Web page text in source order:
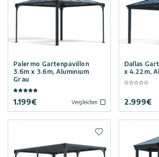
Palermo Gartenpavillon
3.6m x 3.6m, Aluminium
Grau
1.199€ Vergleichen
Dallas
x 4.22m,
2.999€
Zur Wunschliste